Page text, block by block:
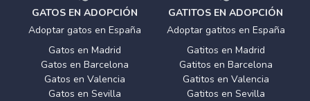
GATOS EN ADOPCIÓN
Adoptar gatos en España
Gatos en Madrid
Gatos en Barcelona
Gatos en Valencia
Gatos en Sevilla
GATITOS EN ADOPCIÓN
Adoptar gatitos en España
Gatitos en Madrid
Gatitos en Barcelona
Gatitos en Valencia
Gatitos en Sevilla